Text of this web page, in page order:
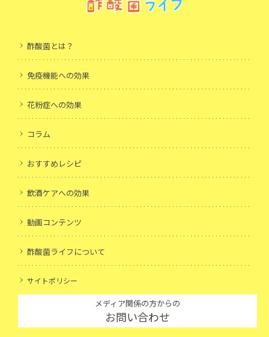
酢酸菌とは？
免疫機能への効果
花粉症への効果
コラム
おすすめレシピ
飲酒ケアへの効果
動画コンテンツ
酢酸菌ライフについて
サイトポリシー
メディア関係の方からの
お問い合わせ